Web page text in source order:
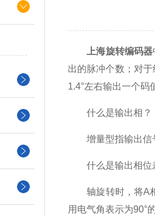
上海旋转编码器
出的脉冲个数；对
1.4°左右输出一个码
什么是输出相？
增量型指输出信号
什么是输出相位
轴旋转时，将A相
用电气角表示为90°